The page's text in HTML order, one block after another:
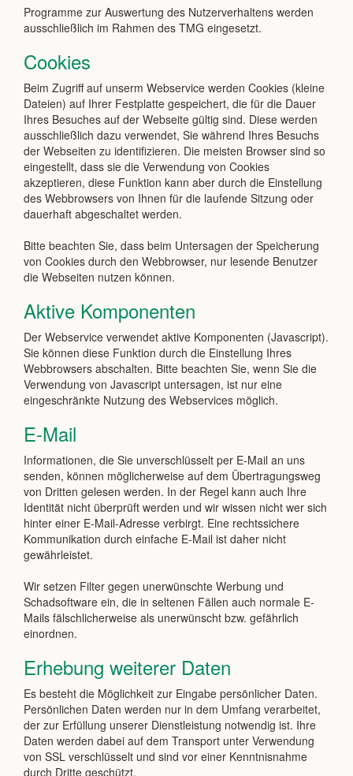
Programme zur Auswertung des Nutzerverhaltens werden
ausschließlich im Rahmen des TMG eingesetzt.
Cookies
Beim Zugriff auf unserm Webservice werden Cookies (kleine
Dateien) auf Ihrer Festplatte gespeichert, die für die Dauer
Ihres Besuches auf der Webseite gültig sind. Diese werden
ausschließlich dazu verwendet, Sie während Ihres Besuchs
der Webseiten zu identifizieren. Die meisten Browser sind so
eingestellt, dass sie die Verwendung von Cookies
akzeptieren, diese Funktion kann aber durch die Einstellung
des Webbrowsers von Ihnen für die laufende Sitzung oder
dauerhaft abgeschaltet werden.
Bitte beachten Sie, dass beim Untersagen der Speicherung
von Cookies durch den Webbrowser, nur lesende Benutzer
die Webseiten nutzen können.
Aktive Komponenten
Der Webservice verwendet aktive Komponenten (Javascript).
Sie können diese Funktion durch die Einstellung Ihres
Webbrowsers abschalten. Bitte beachten Sie, wenn Sie die
Verwendung von Javascript untersagen, ist nur eine
eingeschränkte Nutzung des Webservices möglich.
E-Mail
Informationen, die Sie unverschlüsselt per E-Mail an uns
senden, können möglicherweise auf dem Übertragungsweg
von Dritten gelesen werden. In der Regel kann auch Ihre
Identität nicht überprüft werden und wir wissen nicht wer sich
hinter einer E-Mail-Adresse verbirgt. Eine rechtssichere
Kommunikation durch einfache E-Mail ist daher nicht
gewährleistet.
Wir setzen Filter gegen unerwünschte Werbung und
Schadsoftware ein, die in seltenen Fällen auch normale E-
Mails fälschlicherweise als unerwünscht bzw. gefährlich
einordnen.
Erhebung weiterer Daten
Es besteht die Möglichkeit zur Eingabe persönlicher Daten.
Persönlichen Daten werden nur in dem Umfang verarbeitet,
der zur Erfüllung unserer Dienstleistung notwendig ist. Ihre
Daten werden dabei auf dem Transport unter Verwendung
von SSL verschlüsselt und sind vor einer Kenntnisnahme
durch Dritte geschützt.